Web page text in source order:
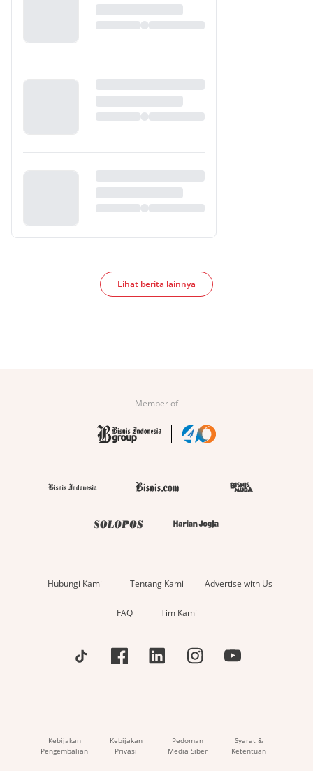
Lihat berita lainnya
Member of
Hubungi Kami Tentang Kami Advertise with Us
FAQ Tim Kami
Kebijakan
Pengembalian
Kebijakan
Privasi
Pedoman
Media Siber
Syarat &
Ketentuan